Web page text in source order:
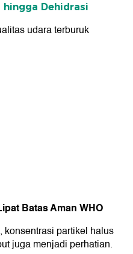
hingga Dehidrasi
udara terburuk
Batas Aman WHO
partikel halus
juga menjadi perhatian.